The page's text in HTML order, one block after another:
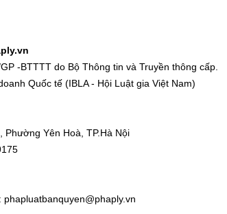
-BTTTT do Bộ Thông tin và Truyền thông cấp.
Quốc tế (IBLA - Hội Luật gia Việt Nam)
Yên Hoà, TP.Hà Nội